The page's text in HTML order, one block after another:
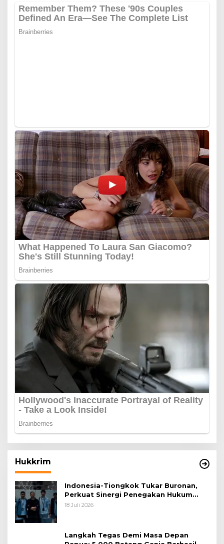
Hukkrim
Indonesia-Tiongkok Tukar Buronan,
Perkuat Sinergi Penegakan Hukum
Lintas Negara
18 Juli 2026
Langkah Tegas Demi Masa Depan